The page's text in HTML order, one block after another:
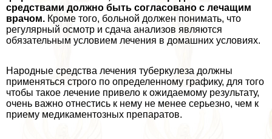
средствами должно быть согласовано с лечащим
врачом. Кроме того, больной должен понимать, что
регулярный осмотр и сдача анализов являются
обязательным условием лечения в домашних условиях.
Народные средства лечения туберкулеза должны
применяться строго по определенному графику, для того
чтобы такое лечение привело к ожидаемому результату,
очень важно отнестись к нему не менее серьезно, чем к
приему медикаментозных препаратов.